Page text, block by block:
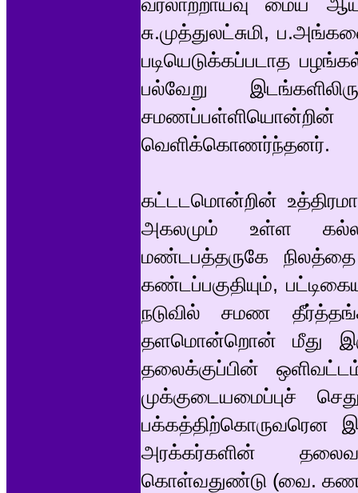
சு.முத்துலட்சுமி,
படியெடுக்கப்படாத
பல்வேறு
வெளிக்கொணர்ந்தனர்.
கட்டடமொன்றின்
அகலமும் உள்ள
மண்டபத்தருகே
கண்டப்பகுதியும்,
நடுவில் சமண
தளமொன்றொன் மீது
தலைக்குப்பின்
முக்குடையமைப்புச்
பக்கத்திற்கொருவரென
அரக்கர்களின்
கொள்வதுண்டு (வை.